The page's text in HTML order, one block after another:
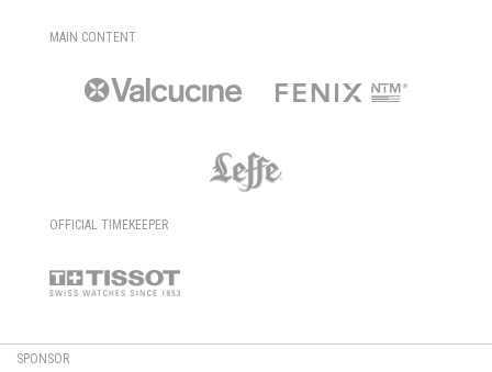
MAIN CONTENT
OFFICIAL TIMEKEEPER
SPONSOR